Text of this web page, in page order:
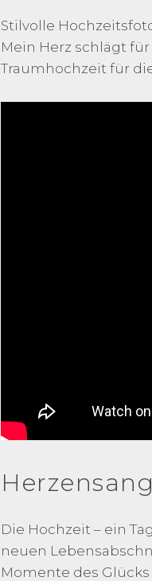
Stilvolle
Mein Herz schlägt
Traumhochzeit für
Die Hochzeit – ein
neuen
Momente des